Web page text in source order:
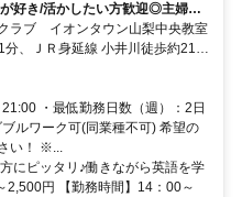
好き/活かしたい方歓迎◎主婦
ラブ イオンタウン山梨中央教室
、ＪＲ身延線 小井川徒歩約21
身延線「常永駅」より車5分 ／
煙
・最低勤務日数（週）：2日
ルワーク可(同業種不可) 希望の
い！ ※...
にピッタリ♪働きながら英語を学
円 【勤務時間】14：00～